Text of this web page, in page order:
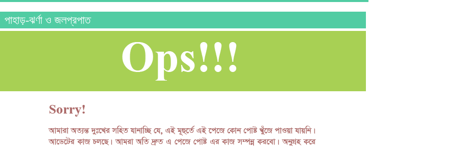
পাহাড়-ঝর্ণা ও জলপ্রপাত